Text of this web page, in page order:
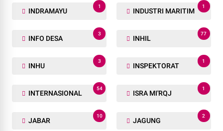
INDRAMAYU
1
INDUSTRI MARITIM
1
INFO DESA
3
INHIL
77
INHU
3
INSPEKTORAT
1
INTERNASIONAL
54
ISRA MI'RQJ
1
JABAR
10
JAGUNG
2